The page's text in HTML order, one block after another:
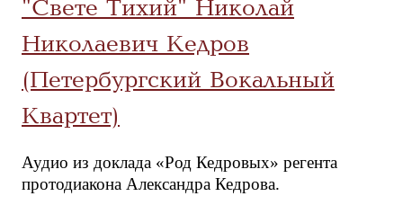
"Свете Тихий" Николай
Николаевич Кедров
(Петербургский Вокальный
Квартет)
Аудио из доклада «Род Кедровых» регента
протодиакона Александра Кедрова.